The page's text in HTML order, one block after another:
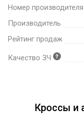
Номер производителя
Производитель
Рейтинг продаж
Качество ЗЧ
Кроссы и